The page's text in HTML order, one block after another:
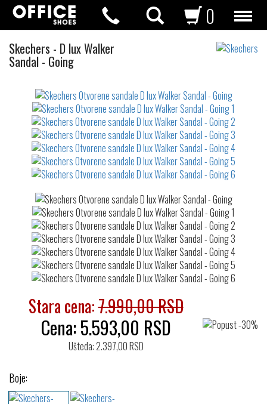
0
Skechers Otvorene
sandale
- D lux Walker
Sandal - Going
waterproof
waterrepellent
Stara cena:7.990,00 RSD
Cena:5.593,00 RSD
Ušteda: 2.397,00 RSD
Boje: